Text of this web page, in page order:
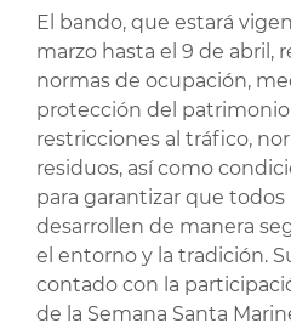
El bando, que estará
marzo hasta el 9 de abril,
normas de ocupación,
protección del
restricciones al tráfico,
residuos, así como
para garantizar que todos
desarrollen de manera
el entorno y la tradición.
contado con la
de la Semana Santa